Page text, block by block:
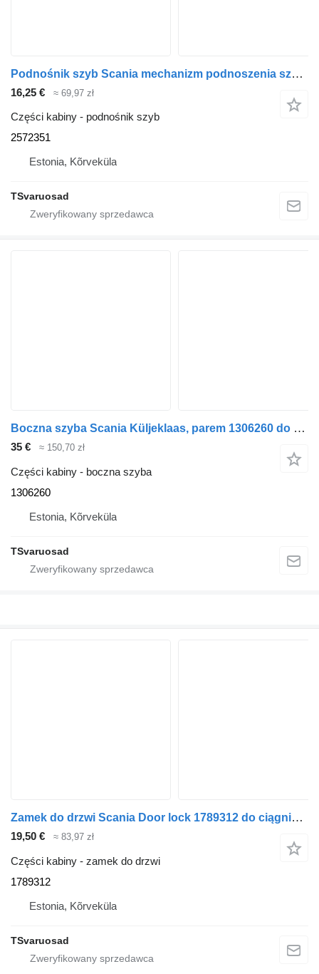
Podnośnik szyb Scania mechanizm podnoszenia szyby bocznej 2572351 do ciągnika siodłowego Scania P230
16,25 € ≈ 69,97 zł
Części kabiny - podnośnik szyb
2572351
Estonia, Kõrveküla
TSvaruosad
Boczna szyba Scania Küljeklaas, parem 1306260 do ciągnika siodłowego Scania P230
35 € ≈ 150,70 zł
Części kabiny - boczna szyba
1306260
Estonia, Kõrveküla
TSvaruosad
Zamek do drzwi Scania Door lock 1789312 do ciągnika siodłowego Scania P230
19,50 € ≈ 83,97 zł
Części kabiny - zamek do drzwi
1789312
Estonia, Kõrveküla
TSvaruosad